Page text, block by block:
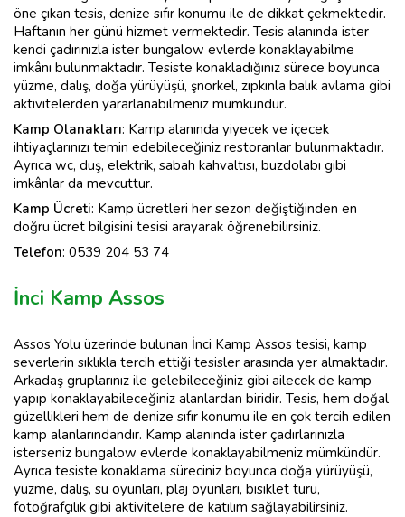
öne çıkan tesis, denize sıfır konumu ile de dikkat çekmektedir.
Haftanın her günü hizmet vermektedir. Tesis alanında ister
kendi çadırınızla ister bungalow evlerde konaklayabilme
imkânı bulunmaktadır. Tesiste konakladığınız sürece boyunca
yüzme, dalış, doğa yürüyüşü, şnorkel, zıpkınla balık avlama gibi
aktivitelerden yararlanabilmeniz mümkündür.
Kamp Olanakları: Kamp alanında yiyecek ve içecek
ihtiyaçlarınızı temin edebileceğiniz restoranlar bulunmaktadır.
Ayrıca wc, duş, elektrik, sabah kahvaltısı, buzdolabı gibi
imkânlar da mevcuttur.
Kamp Ücreti: Kamp ücretleri her sezon değiştiğinden en
doğru ücret bilgisini tesisi arayarak öğrenebilirsiniz.
Telefon: 0539 204 53 74
İnci Kamp Assos
Assos Yolu üzerinde bulunan İnci Kamp Assos tesisi, kamp
severlerin sıklıkla tercih ettiği tesisler arasında yer almaktadır.
Arkadaş gruplarınız ile gelebileceğiniz gibi ailecek de kamp
yapıp konaklayabileceğiniz alanlardan biridir. Tesis, hem doğal
güzellikleri hem de denize sıfır konumu ile en çok tercih edilen
kamp alanlarındandır. Kamp alanında ister çadırlarınızla
isterseniz bungalow evlerde konaklayabilmeniz mümkündür.
Ayrıca tesiste konaklama süreciniz boyunca doğa yürüyüşü,
yüzme, dalış, su oyunları, plaj oyunları, bisiklet turu,
fotoğrafçılık gibi aktivitelere de katılım sağlayabilirsiniz.